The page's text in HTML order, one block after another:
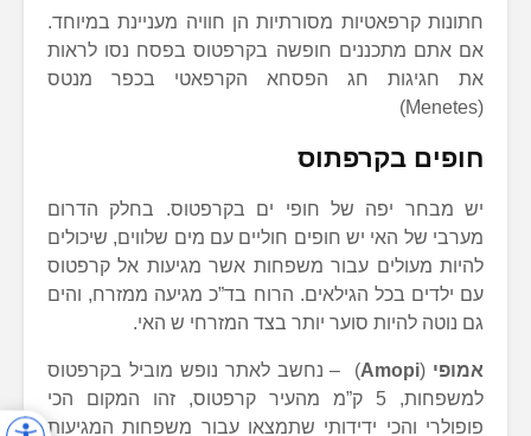
חתונות קרפאטיות מסורתיות הן חוויה מעניינת במיוחד.
אם אתם מתכננים חופשה בקרפטוס בפסח נסו לראות
את חגיגות חג הפסחא הקרפאטי בכפר מנטס
(Menetes)
חופים בקרפתוס
יש מבחר יפה של חופי ים בקרפטוס. בחלק הדרום
מערבי של האי יש חופים חוליים עם מים שלווים, שיכולים
להיות מעולים עבור משפחות אשר מגיעות אל קרפטוס
עם ילדים בכל הגילאים. הרוח בד”כ מגיעה ממזרח, והים
גם נוטה להיות סוער יותר בצד המזרחי ש האי.
אמופי (
Amopi) – נחשב לאתר נופש מוביל בקרפטוס
למשפחות, 5 ק”מ מהעיר קרפטוס, זהו המקום הכי
פופולרי והכי ידידותי שתמצאו עבור משפחות המגיעות